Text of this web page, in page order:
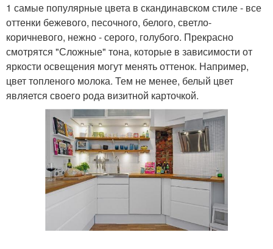
1 самые популярные цвета в скандинавском стиле - все
оттенки бежевого, песочного, белого, светло-
коричневого, нежно - серого, голубого. Прекрасно
смотрятся "Сложные" тона, которые в зависимости от
яркости освещения могут менять оттенок. Например,
цвет топленого молока. Тем не менее, белый цвет
является своего рода визитной карточкой.